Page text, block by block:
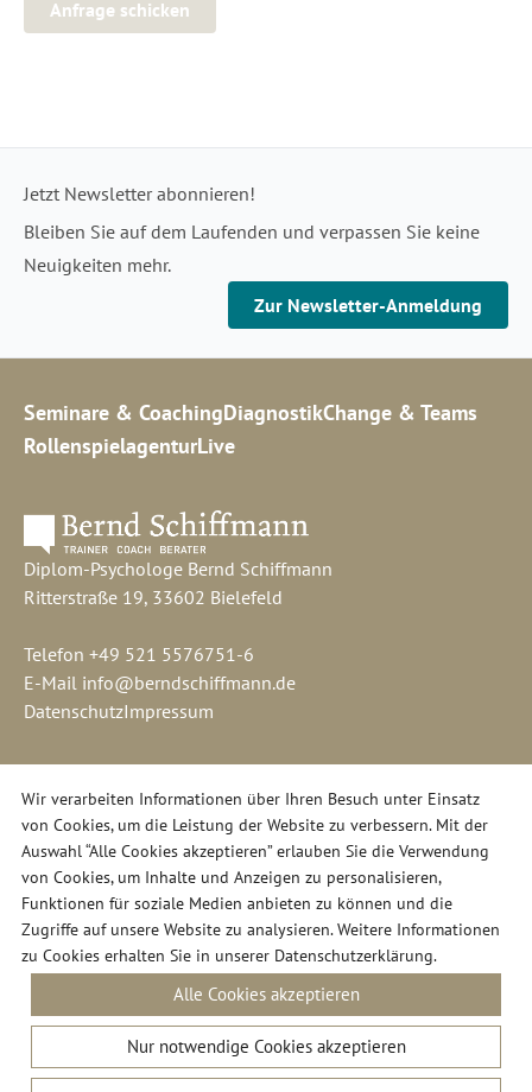
Wir verarbeiten Informationen über Ihren Besuch unter Einsatz
von Cookies, um die Leistung der Website zu verbessern. Mit der
Auswahl “Alle Cookies akzeptieren” erlauben Sie die Verwendung
von Cookies, um Inhalte und Anzeigen zu personalisieren,
Funktionen für soziale Medien anbieten zu können und die
Zugriffe auf unsere Website zu analysieren. Weitere Informationen
zu Cookies erhalten Sie in unserer Datenschutzerklärung.
Alle Cookies akzeptieren
Nur notwendige Cookies akzeptieren
Anfrage schicken
Jetzt Newsletter abonnieren!
Bleiben Sie auf dem Laufenden und verpassen Sie keine
Neuigkeiten mehr.
Zur Newsletter-Anmeldung
Seminare & CoachingDiagnostikChange & Teams
RollenspielagenturLive
Diplom-Psychologe Bernd Schiffmann
Ritterstraße 19, 33602 Bielefeld
Telefon +49 521 5576751-6
E-Mail info@berndschiffmann.de
DatenschutzImpressum